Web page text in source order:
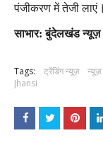
पंजीकरण में तेजी लाएं ।
साभार: बुंदेलखंड न्यूज़
Tags: ट्रेंडिंग न्यूज़ न्यूज़
Jhansi